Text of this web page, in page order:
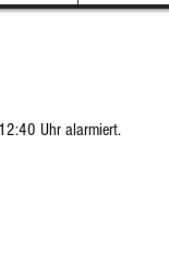
Uhr alarmiert.